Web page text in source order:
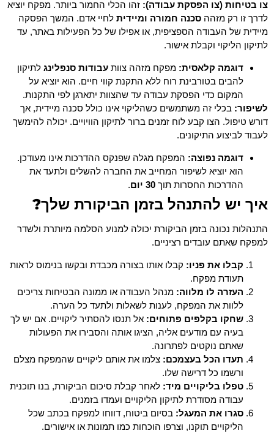
צו בטיחות (צו הפסקת עבודה): זהו הכלי החמור ביותר. מפקח יוציא
לדרך זו רק מזהה סכנה חמורה ומיידית לחיי אדם. המשך הפסקה
מיידית של העבודה הספציפית, או אפילו של כל הפעילות באתר, עד
לתיקון הליקוי וקבלת אישור.
דוגמה קלאסית: מפקח מזהה צוות עבודות סנפלינג לתיקון
להבים בטורבינת רוח ללא התקנת קווי חיים. הוא יוציא על
המקום כדי הפסקת עבודה עד שהצוות יתארגן לפי התקנות.
לשיפור: בכלי זה משתמשים כשהליקוי אינו כולל סכנה מיידית, אך
דורש טיפול. הצו קבע לוח זמנים ברור לתיקון הוויויים. יכולה להימשך
לעבוד לביצוע התיקונים.
דוגמה נפוצה: המפקח מגלה שפנקס ההדרכות אינו מעודכן.
הוא יוציא לשיפור המחייב את החברה להשלים ולתעד את
ההדרכות החסרות תוך 30 יום .
איך יש להתנהל בזמן הביקורת שלך?
התנהלות נכונה בזמן הביקורת יכולה למנוע הסלמה מיותרת ולשדר
למפקח שאתם עובדים רציניים.
קבלו את פניו: קבלו אותו בצורה מכבדת ובקשו בנימוס לראות
תעודת מפקח.
העזרה לו מלווה: מנהל העבודה או ממונה הבטיחות צריכים
ללוות את המפקח, לענות לשאלות ולתעד כל הערה.
שחקו בקלפים פתוחים: אל תנסו להסתיר ליקויים. אם יש לך
בעיה עם מודעים אליה, הציגו אותה והסבירו את הפעולות
שאתם נוקטים לפתרונה.
תעדו הכל בעצמכם: צלמו את אותם ליקויים שהמפקח מצלם
ורשמו כל דרישה שלו.
טפלו בליקויים מיד: לאחר קבלת סיכום הביקורת, בנו תוכנית
עבודה מסודרת לתיקון הליקויים ועמדו בזמנים.
סגרו את המעגל: בסיום ביטוח, דווחו למפקח בכתב שכל
הליקויים תוקנו, וצרפו הוכחות כמו תמונות או אישורים.